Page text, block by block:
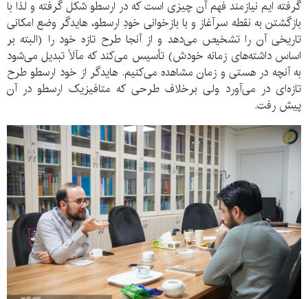
گرفته ایم نیازمند فهم آن چیزی است که در ارسطو شکل گرفته و لذا با
بازگشتن به نقطه سرآغاز و با بازخوانی خودِ ارسطو، هایدگر وضع امکانی
تاریخی آن را تشخیص می‌دهد و از آنجا طرح تازه خود را (البته بر
اساس داشته‌های زمانه خودش) تأسیس می‌کند که مآلاً تبدیل می‌شود
به آنچه در هستی و زمان مشاهده می‌کنیم. هایدگر از خود ارسطو طرح
تازه‌ای در می‌آورد ولی برخلاف طرحی که متافیزیک ارسطو در آن
پیش رفت.